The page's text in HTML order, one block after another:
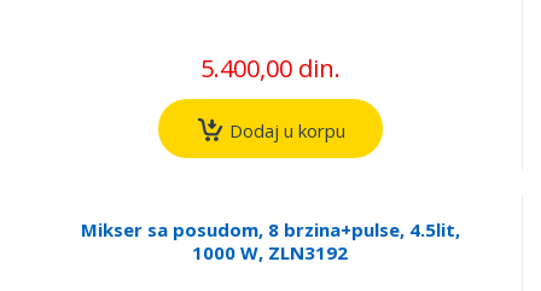
5.400,00 din.
Dodaj u korpu
Mikser sa posudom, 8 brzina+pulse, 4.5lit,
1000 W, ZLN3192